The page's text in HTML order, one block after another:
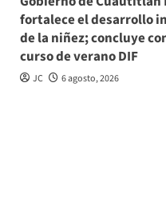
fortalece el desarrollo
de la niñez; concluye
curso de verano DIF
JC 6 agosto, 2026